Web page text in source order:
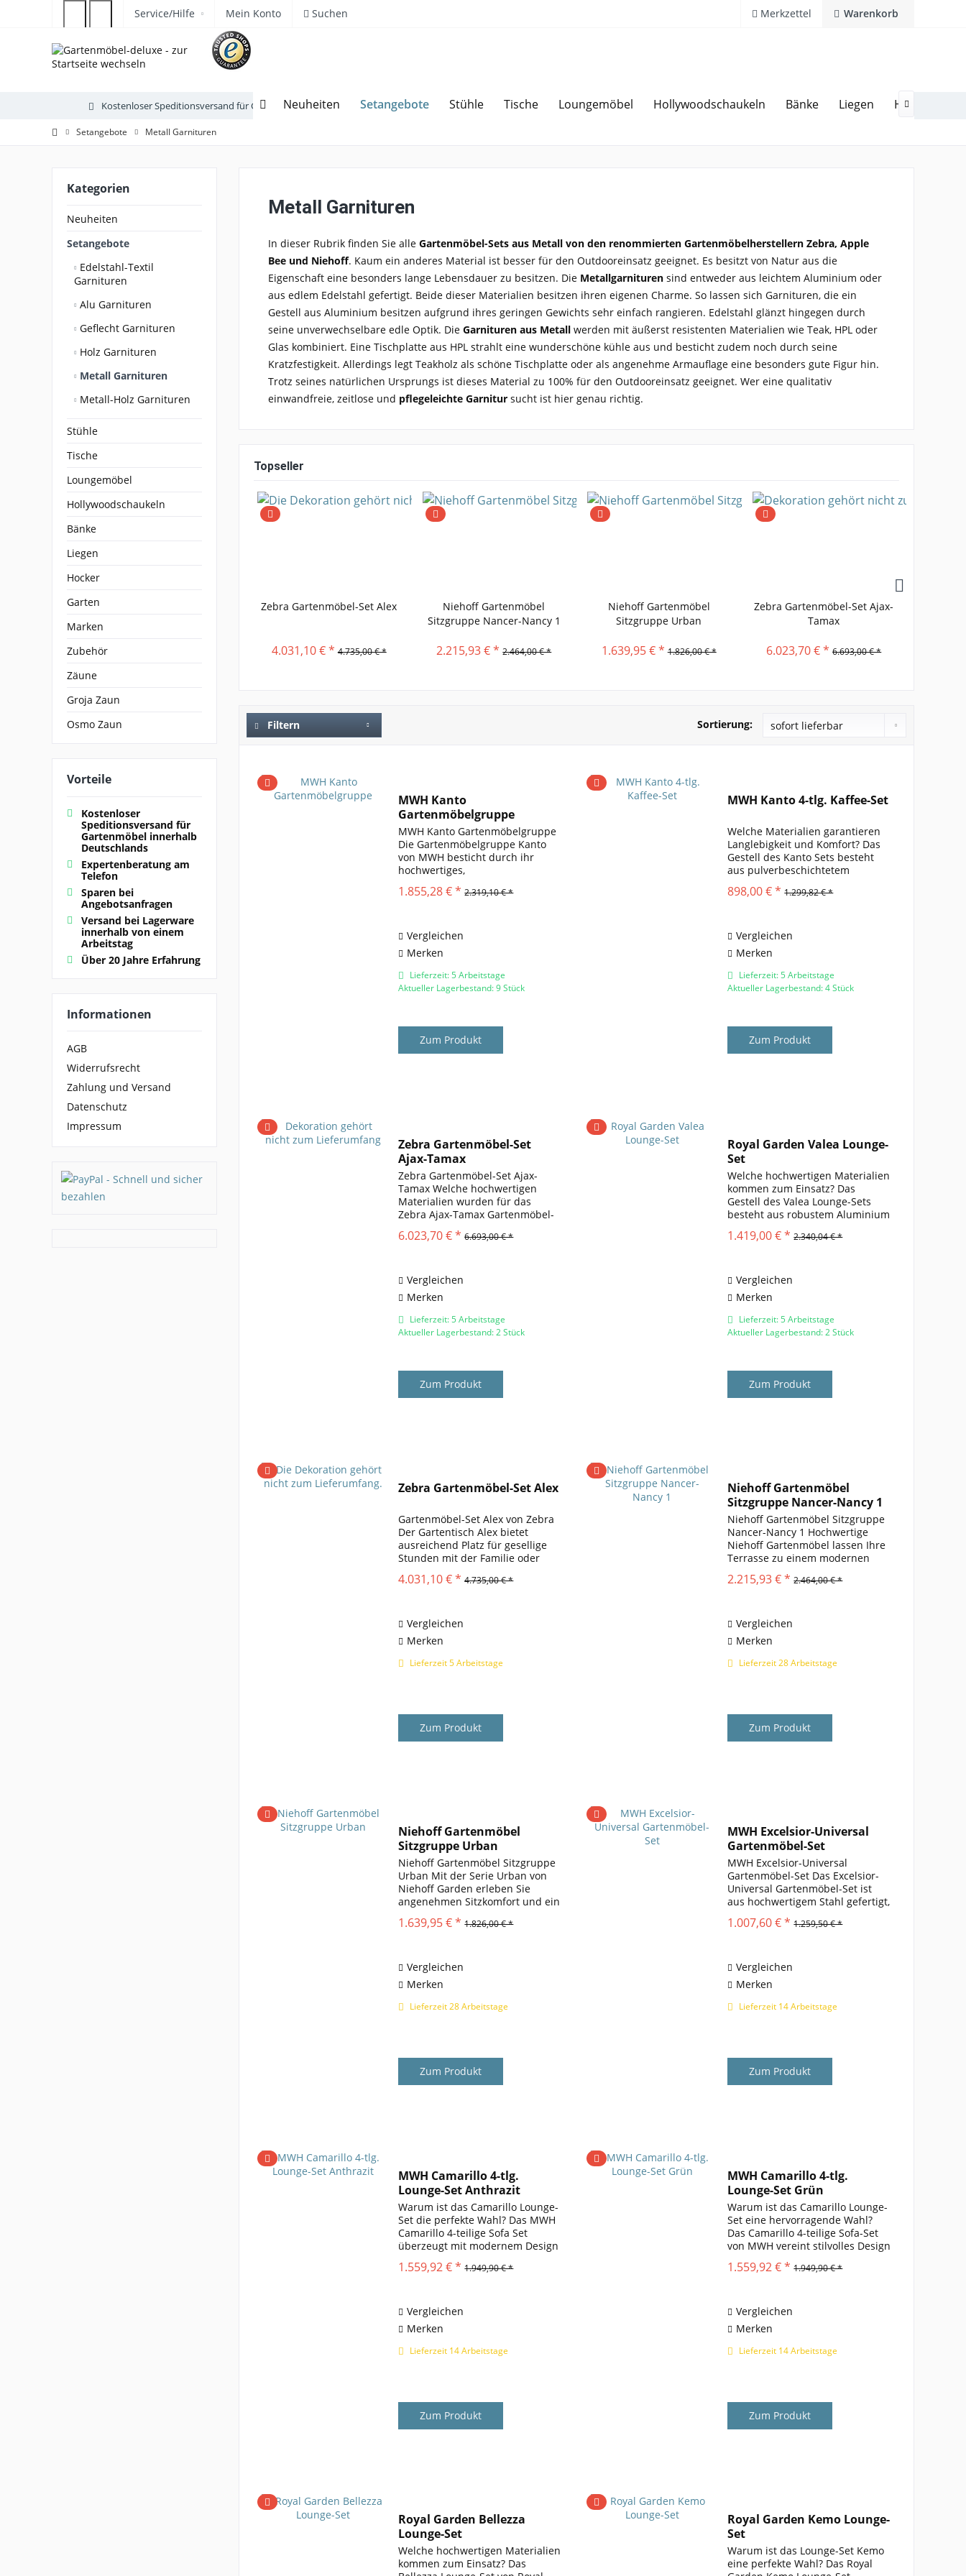
Warenkorb
Merkzettel
Service/Hilfe Mein Konto Suchen
Neuheiten Setangebote Stühle Tische Loungemöbel Hollywoodschaukeln Bänke Liegen Hocker

Kostenloser Speditionsversand für Gartenmöbel Sparen bei Angebotsanfrage Über 20 Jahre Erfahrung Hotline 02594 94 11 0
Setangebote Metall Garnituren
Kategorien
Neuheiten
Setangebote
Edelstahl-Textil
Garnituren
Alu Garnituren
Geflecht Garnituren
Holz Garnituren
Metall Garnituren
Metall-Holz Garnituren
Stühle
Tische
Loungemöbel
Hollywoodschaukeln
Bänke
Liegen
Hocker
Garten
Marken
Zubehör
Zäune
Groja Zaun
Osmo Zaun
Vorteile
Kostenloser
Speditionsversand für
Gartenmöbel innerhalb
Deutschlands
Expertenberatung am
Telefon
Sparen bei
Angebotsanfragen
Versand bei Lagerware
innerhalb von einem
Arbeitstag
Über 20 Jahre Erfahrung
Informationen
AGB
Widerrufsrecht
Zahlung und Versand
Datenschutz
Impressum
Metall Garnituren
In dieser Rubrik finden Sie alle Gartenmöbel-Sets aus Metall von den renommierten Gartenmöbelherstellern Zebra, Apple
Bee und Niehoff. Kaum ein anderes Material ist besser für den Outdooreinsatz geeignet. Es besitzt von Natur aus die
Eigenschaft eine besonders lange Lebensdauer zu besitzen. Die Metallgarnituren sind entweder aus leichtem Aluminium oder
aus edlem Edelstahl gefertigt. Beide dieser Materialien besitzen ihren eigenen Charme. So lassen sich Garnituren, die ein
Gestell aus Aluminium besitzen aufgrund ihres geringen Gewichts sehr einfach rangieren. Edelstahl glänzt hingegen durch
seine unverwechselbare edle Optik. Die Garnituren aus Metall werden mit äußerst resistenten Materialien wie Teak, HPL oder
Glas kombiniert. Eine Tischplatte aus HPL strahlt eine wunderschöne kühle aus und besticht zudem noch durch seine
Kratzfestigkeit. Allerdings legt Teakholz als schöne Tischplatte oder als angenehme Armauflage eine besonders gute Figur hin.
Trotz seines natürlichen Ursprungs ist dieses Material zu 100% für den Outdooreinsatz geeignet. Wer eine qualitativ
einwandfreie, zeitlose und pflegeleichte Garnitur sucht ist hier genau richtig.
Topseller
Zebra Gartenmöbel-Set Alex
4.031,10 € * 4.735,00 € *
Niehoff Gartenmöbel
Sitzgruppe Nancer-Nancy 1
2.215,93 € * 2.464,00 € *
Niehoff Gartenmöbel
Sitzgruppe Urban
1.639,95 € * 1.826,00 € *
Zebra Gartenmöbel-Set Ajax-
Tamax
6.023,70 € * 6.693,00 € *
Filtern Sortierung:
MWH Kanto
Gartenmöbelgruppe
MWH Kanto Gartenmöbelgruppe
Die Gartenmöbelgruppe Kanto
von MWH besticht durch ihr
hochwertiges,
pulverbeschichtetes
Aluminiumgestell in brauner
Robustheit mit modernem
Design,...
1.855,28 € * 2.319,10 € *
Vergleichen
Merken
Lieferzeit: 5 Arbeitstage
Aktueller Lagerbestand: 9 Stück
Zum Produkt
MWH Kanto 4-tlg. Kaffee-Set
Welche Materialien garantieren
Langlebigkeit und Komfort? Das
Gestell des Kanto Sets besteht
aus pulverbeschichtetem
Aluminium , welches für seine
Stabilität und
wird. Die...
898,00 € * 1.299,82 € *
Vergleichen
Merken
Lieferzeit: 5 Arbeitstage
Aktueller Lagerbestand: 4 Stück
Zum Produkt
Zebra Gartenmöbel-Set
Ajax-Tamax
Zebra Gartenmöbel-Set Ajax-
Tamax Welche hochwertigen
Materialien wurden für das
Zebra Ajax-Tamax Gartenmöbel-
Materialien für das Gartenmöbel-
Zebra...
6.023,70 € * 6.693,00 € *
Vergleichen
Merken
Lieferzeit: 5 Arbeitstage
Aktueller Lagerbestand: 2 Stück
Zum Produkt
Royal Garden Valea Lounge-
Set
Welche hochwertigen Materialien
kommen zum Einsatz? Das
Gestell des Valea Lounge-Sets
besteht aus robustem Aluminium
Beschichtung versehen wurde,
zu machen. Die...
1.419,00 € * 2.340,04 € *
Vergleichen
Merken
Lieferzeit: 5 Arbeitstage
Aktueller Lagerbestand: 2 Stück
Zum Produkt
Zebra Gartenmöbel-Set Alex
Gartenmöbel-Set Alex von Zebra
Der Gartentisch Alex bietet
ausreichend Platz für gesellige
Stunden mit der Familie oder
Freunden. Die Kombination aus
einem pulverbeschichtetem
recycelt...
4.031,10 € * 4.735,00 € *
Vergleichen
Merken
Lieferzeit 5 Arbeitstage
Zum Produkt
Niehoff Gartenmöbel
Sitzgruppe Nancer-Nancy 1
Niehoff Gartenmöbel Sitzgruppe
Nancer-Nancy 1 Hochwertige
Niehoff Gartenmöbel lassen Ihre
Terrasse zu einem modernen
Treffpunkt werden. Die
bequemen Sessel Nancer sowie
2.215,93 € * 2.464,00 € *
Vergleichen
Merken
Lieferzeit 28 Arbeitstage
Zum Produkt
Niehoff Gartenmöbel
Sitzgruppe Urban
Niehoff Gartenmöbel Sitzgruppe
Urban Mit der Serie Urban von
Niehoff Garden erleben Sie
angenehmen Sitzkomfort und ein
modernes Design . Für die
Terrasse der Stadtwohnung oder
1.639,95 € * 1.826,00 € *
Vergleichen
Merken
Lieferzeit 28 Arbeitstage
Zum Produkt
MWH Excelsior-Universal
Gartenmöbel-Set
MWH Excelsior-Universal
Gartenmöbel-Set Das Excelsior-
Universal Gartenmöbel-Set ist
aus hochwertigem Stahl gefertigt,
was maximale Stabilität und
Langlebigkeit bietet. Die
Eisengrau sorgt...
1.007,60 € * 1.259,50 € *
Vergleichen
Merken
Lieferzeit 14 Arbeitstage
Zum Produkt
MWH Camarillo 4-tlg.
Lounge-Set Anthrazit
Warum ist das Camarillo Lounge-
Set die perfekte Wahl? Das MWH
Camarillo 4-teilige Sofa Set
überzeugt mit modernem Design
wodurch es eine stilvolle
1.559,92 € * 1.949,90 € *
Vergleichen
Merken
Lieferzeit 14 Arbeitstage
Zum Produkt
MWH Camarillo 4-tlg.
Lounge-Set Grün
Warum ist das Camarillo Lounge-
Set eine hervorragende Wahl?
Das Camarillo 4-teilige Sofa-Set
von MWH vereint stilvolles Design
für entspannte Stunden im
1.559,92 € * 1.949,90 € *
Vergleichen
Merken
Lieferzeit 14 Arbeitstage
Zum Produkt
Royal Garden Bellezza
Lounge-Set
Welche hochwertigen Materialien
kommen zum Einsatz? Das
Royal Garden Kemo Lounge-
Set
Warum ist das Lounge-Set Kemo
eine perfekte Wahl? Das Royal